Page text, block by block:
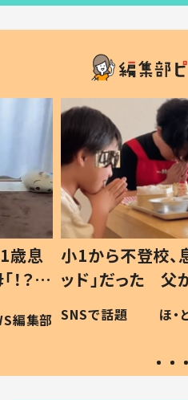
歳息
？」
編集部
小1から不登校、
ッド」だった 父
作り続ける理由
#令和の子
SNSで話題 ほ